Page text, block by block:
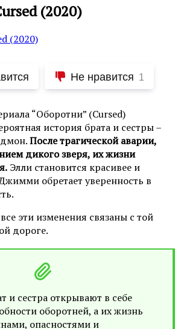
(2020)
Не нравится 1
“Оборотни” (Cursed)
история брата и сестры –
После трагической аварии,
дикого зверя, их жизни
Элли становится красивее и
обретает уверенность в
эти изменения связаны с той
дороге.
и сестра открывают в себе
оборотней, а их жизнь
опасностями и